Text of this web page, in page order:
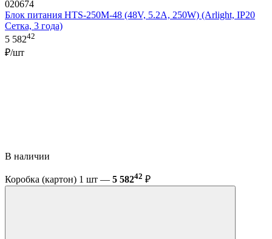
020674
Блок питания HTS-250M-48 (48V, 5.2A, 250W) (Arlight, IP20
Сетка, 3 года)
5 58242
₽/шт
В наличии
Коробка (картон) 1 шт — 5 58242 ₽